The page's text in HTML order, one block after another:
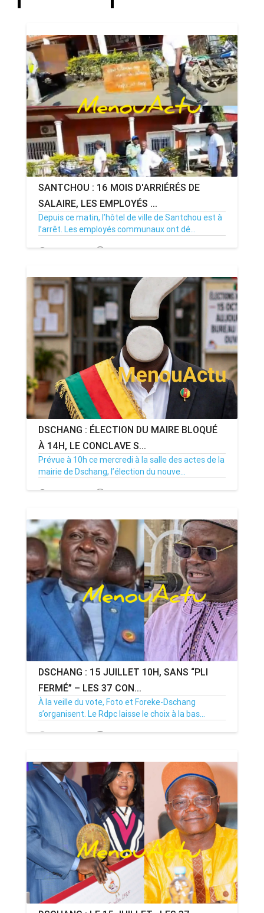
SANTCHOU : 16 MOIS D'ARRIÉRÉS DE
SALAIRE, LES EMPLOYÉS ...
Depuis ce matin, l’hôtel de ville de Santchou est à
l’arrêt. Les employés communaux ont dé...
20/07/26 Par MenouActu 0
DSCHANG : ÉLECTION DU MAIRE BLOQUÉ
À 14H, LE CONCLAVE S...
Prévue à 10h ce mercredi à la salle des actes de la
mairie de Dschang, l’élection du nouve...
15/07/26 Par MenouActu 0
DSCHANG : 15 JUILLET 10H, SANS “PLI
FERMÉ” – LES 37 CON...
À la veille du vote, Foto et Foreke-Dschang
s’organisent. Le Rdpc laisse le choix à la bas...
14/07/26 Par MenouActu 0